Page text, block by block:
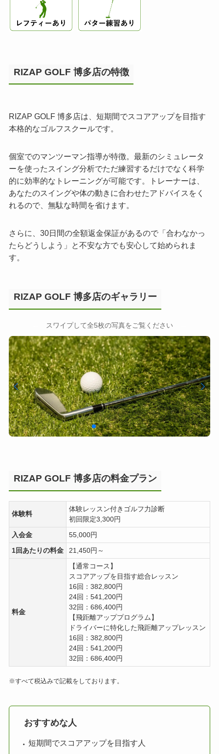
RIZAP GOLF 博多店の特徴
RIZAP GOLF 博多店は、短期間でスコアアップを目指す
本格的なゴルフスクールです。
個室でのマンツーマン指導が特徴。最新のシミュレータ
ーを使ったスイング分析でただ練習するだけでなく科学
的に効率的なトレーニングが可能です。トレーナーは、
あなたのスイングや体の動きに合わせたアドバイスをく
れるので、無駄な時間を省けます。
さらに、30日間の全額返金保証があるので「合わなかっ
たらどうしよう」と不安な方でも安心して始められま
す。
RIZAP GOLF 博多店のギャラリー
スワイプして全5枚の写真をご覧ください
RIZAP GOLF 博多店の料金プラン
体験料
体験レッスン付きゴルフ力診断
初回限定3,300円
入会金 55,000円
1回あたりの料金 21,450円～
料金
【通常コース】
スコアアップを目指す総合レッスン
16回：382,800円
24回：541,200円
32回：686,400円
【飛距離アッププログラム】
ドライバーに特化した飛距離アップレッスン
16回：382,800円
24回：541,200円
32回：686,400円
※すべて税込みで記載をしております。
おすすめな人
短期間でスコアアップを目指す人